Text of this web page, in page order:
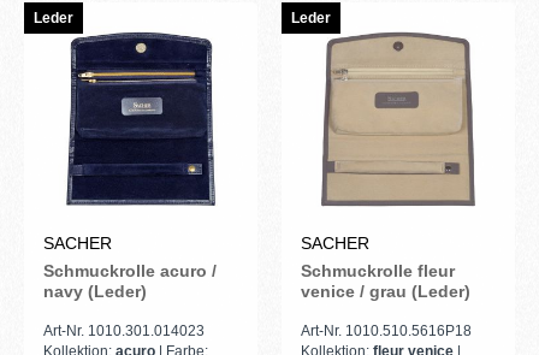
Leder
SACHER
Schmuckrolle acuro /
navy (Leder)
Art-Nr. 1010.301.014023
Leder
SACHER
Schmuckrolle fleur
venice / grau (Leder)
Art-Nr. 1010.510.5616P18